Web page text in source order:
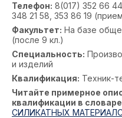
Телефон: 8(017) 352 66
348 21 58, 353 86 19
Факультет: На базе
(после 9 кл.)
Специальность:
и изделий
Квалификация: Техник-
Читайте примерное
квалификации в словаре
СИЛИКАТНЫХ